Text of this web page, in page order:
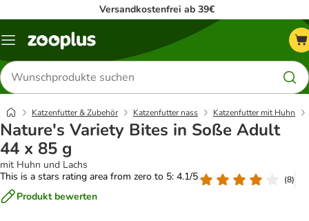
Versandkostenfrei ab 39€
Menü
Produkte
suchen
Katzenfutter & Zubehör Katzenfutter nass Katzenfutter mit Huhn
Nature's Variety Bites in Soße Adult
44 x 85 g
mit Huhn und Lachs
This is a stars rating area from zero to 5: 4.1/5
(8)
Produkt bewerten